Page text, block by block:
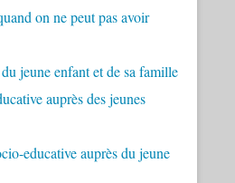
on ne peut pas avoir
jeune enfant et de sa famille
auprès des jeunes
educative auprès du jeune